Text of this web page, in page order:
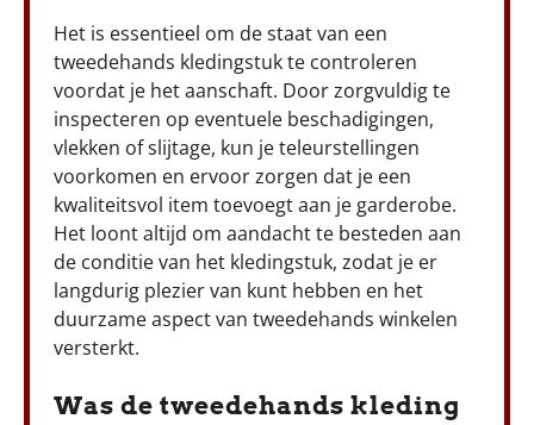
Het is essentieel om de staat van een
tweedehands kledingstuk te controleren
voordat je het aanschaft. Door zorgvuldig te
inspecteren op eventuele beschadigingen,
vlekken of slijtage, kun je teleurstellingen
voorkomen en ervoor zorgen dat je een
kwaliteitsvol item toevoegt aan je garderobe.
Het loont altijd om aandacht te besteden aan
de conditie van het kledingstuk, zodat je er
langdurig plezier van kunt hebben en het
duurzame aspect van tweedehands winkelen
versterkt.
Was de tweedehands kleding